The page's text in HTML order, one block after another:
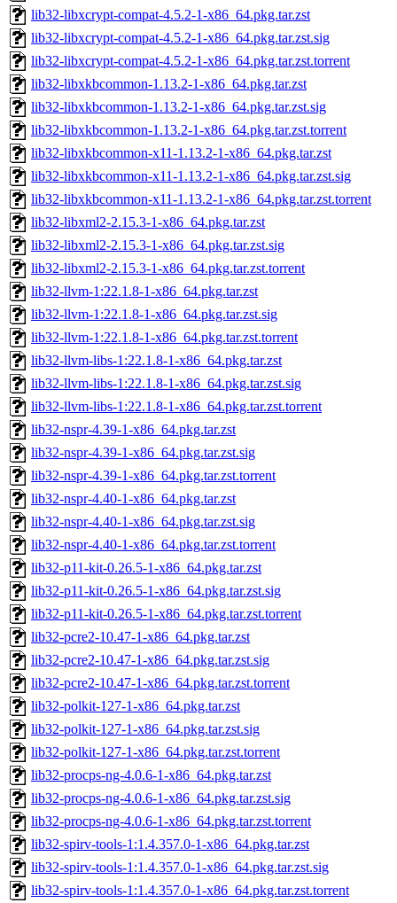
lib32-libxcrypt-compat-4.5.2-1-x86_64.pkg.tar.zst
lib32-libxcrypt-compat-4.5.2-1-x86_64.pkg.tar.zst.sig
lib32-libxcrypt-compat-4.5.2-1-x86_64.pkg.tar.zst.torrent
lib32-libxkbcommon-1.13.2-1-x86_64.pkg.tar.zst
lib32-libxkbcommon-1.13.2-1-x86_64.pkg.tar.zst.sig
lib32-libxkbcommon-1.13.2-1-x86_64.pkg.tar.zst.torrent
lib32-libxkbcommon-x11-1.13.2-1-x86_64.pkg.tar.zst
lib32-libxkbcommon-x11-1.13.2-1-x86_64.pkg.tar.zst.sig
lib32-libxkbcommon-x11-1.13.2-1-x86_64.pkg.tar.zst.torrent
lib32-libxml2-2.15.3-1-x86_64.pkg.tar.zst
lib32-libxml2-2.15.3-1-x86_64.pkg.tar.zst.sig
lib32-libxml2-2.15.3-1-x86_64.pkg.tar.zst.torrent
lib32-llvm-1:22.1.8-1-x86_64.pkg.tar.zst
lib32-llvm-1:22.1.8-1-x86_64.pkg.tar.zst.sig
lib32-llvm-1:22.1.8-1-x86_64.pkg.tar.zst.torrent
lib32-llvm-libs-1:22.1.8-1-x86_64.pkg.tar.zst
lib32-llvm-libs-1:22.1.8-1-x86_64.pkg.tar.zst.sig
lib32-llvm-libs-1:22.1.8-1-x86_64.pkg.tar.zst.torrent
lib32-nspr-4.39-1-x86_64.pkg.tar.zst
lib32-nspr-4.39-1-x86_64.pkg.tar.zst.sig
lib32-nspr-4.39-1-x86_64.pkg.tar.zst.torrent
lib32-nspr-4.40-1-x86_64.pkg.tar.zst
lib32-nspr-4.40-1-x86_64.pkg.tar.zst.sig
lib32-nspr-4.40-1-x86_64.pkg.tar.zst.torrent
lib32-p11-kit-0.26.5-1-x86_64.pkg.tar.zst
lib32-p11-kit-0.26.5-1-x86_64.pkg.tar.zst.sig
lib32-p11-kit-0.26.5-1-x86_64.pkg.tar.zst.torrent
lib32-pcre2-10.47-1-x86_64.pkg.tar.zst
lib32-pcre2-10.47-1-x86_64.pkg.tar.zst.sig
lib32-pcre2-10.47-1-x86_64.pkg.tar.zst.torrent
lib32-polkit-127-1-x86_64.pkg.tar.zst
lib32-polkit-127-1-x86_64.pkg.tar.zst.sig
lib32-polkit-127-1-x86_64.pkg.tar.zst.torrent
lib32-procps-ng-4.0.6-1-x86_64.pkg.tar.zst
lib32-procps-ng-4.0.6-1-x86_64.pkg.tar.zst.sig
lib32-procps-ng-4.0.6-1-x86_64.pkg.tar.zst.torrent
lib32-spirv-tools-1:1.4.357.0-1-x86_64.pkg.tar.zst
lib32-spirv-tools-1:1.4.357.0-1-x86_64.pkg.tar.zst.sig
lib32-spirv-tools-1:1.4.357.0-1-x86_64.pkg.tar.zst.torrent